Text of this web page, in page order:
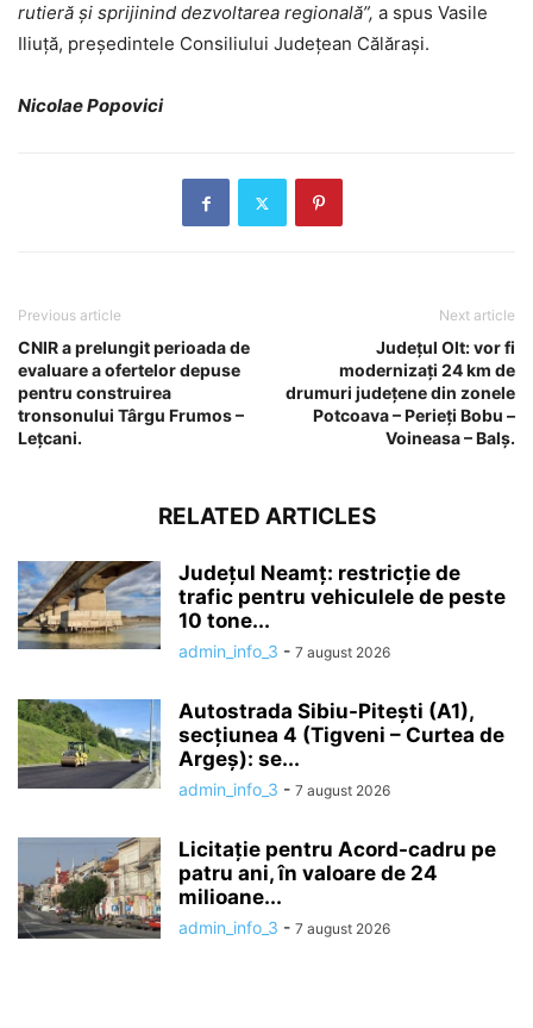
rutieră și sprijinind dezvoltarea regională”, a spus Vasile
Iliuță, președintele Consiliului Județean Călărași.
Nicolae Popovici
Previous article
CNIR a prelungit perioada de
evaluare a ofertelor depuse
pentru construirea
tronsonului Târgu Frumos –
Lețcani.
Next article
Județul Olt: vor fi
modernizați 24 km de
drumuri județene din zonele
Potcoava – Perieți Bobu –
Voineasa – Balș.
RELATED ARTICLES
Județul Neamț: restricție de
trafic pentru vehiculele de peste
10 tone...
admin_info_3 - 7 august 2026
Autostrada Sibiu-Pitești (A1),
secțiunea 4 (Tigveni – Curtea de
Argeș): se...
admin_info_3 - 7 august 2026
Licitație pentru Acord-cadru pe
patru ani, în valoare de 24
milioane...
admin_info_3 - 7 august 2026